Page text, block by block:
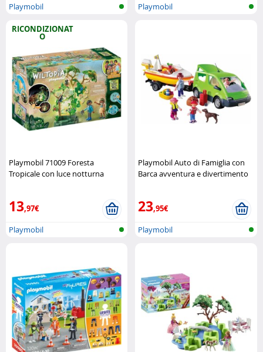
Playmobil
Playmobil
RICONDIZIONAT
O
Playmobil 71009 Foresta
Tropicale con luce notturna
13,97€
Playmobil
Playmobil Auto di Famiglia con
Barca avventura e divertimento
23,95€
Playmobil